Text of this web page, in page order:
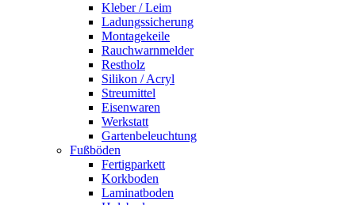
Kleber / Leim
Ladungssicherung
Montagekeile
Rauchwarnmelder
Restholz
Silikon / Acryl
Streumittel
Eisenwaren
Werkstatt
Gartenbeleuchtung
Fußböden
Fertigparkett
Korkboden
Laminatboden